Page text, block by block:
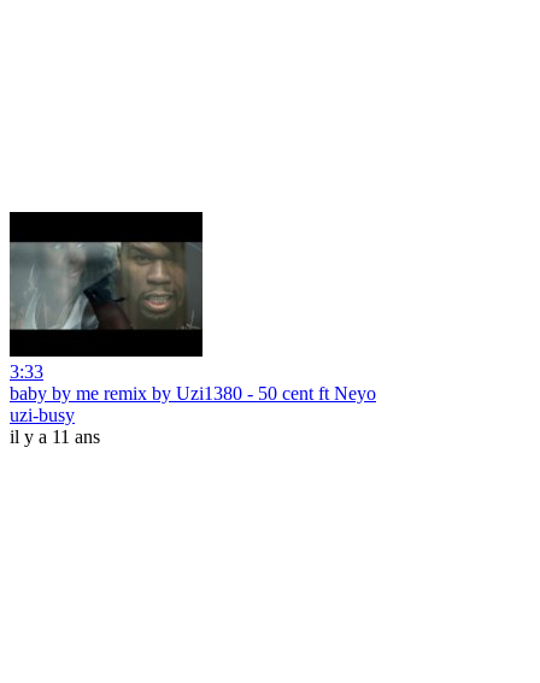
3:33
baby by me remix by Uzi1380 - 50 cent ft Neyo
uzi-busy
il y a 11 ans